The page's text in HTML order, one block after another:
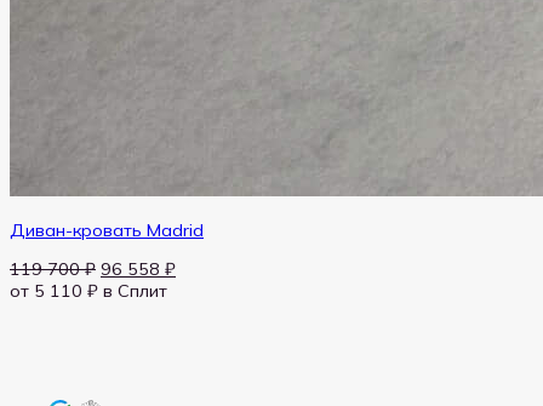
Диван-кровать Madrid
119 700₽ Первоначальная
цена
96 558 ₽Текущая
от 5 110 ₽ в Сплит